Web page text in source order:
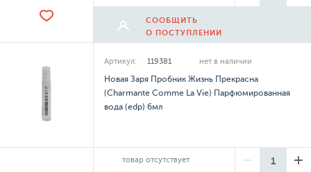
СООБЩИТЬ
О ПОСТУПЛЕНИИ
Артикул: 119381 нет в наличии
Новая Заря Пробник Жизнь Прекрасна
(Charmante Comme La Vie) Парфюмированная
вода (edp) 6мл
товар отсутствует